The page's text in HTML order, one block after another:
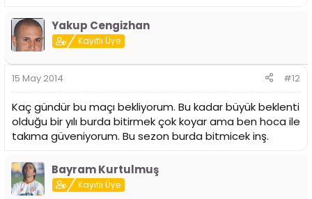
Yakup Cengizhan
Kayıtlı Üye
15 May 2014 #12
Kaç gündür bu maçı bekliyorum. Bu kadar büyük beklenti
olduğu bir yılı burda bitirmek çok koyar ama ben hoca ile
takıma güveniyorum. Bu sezon burda bitmicek inş.
Bayram Kurtulmuş
Kayıtlı Üye